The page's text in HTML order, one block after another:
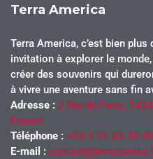
Terra America
Terra America, c’est bien plus
invitation à explorer le
créer des souvenirs qui
à vivre une aventure sans fin
Adresse : 2 Rte de Paris,
France
Téléphone : +33 2 31 63 40
E-mail :